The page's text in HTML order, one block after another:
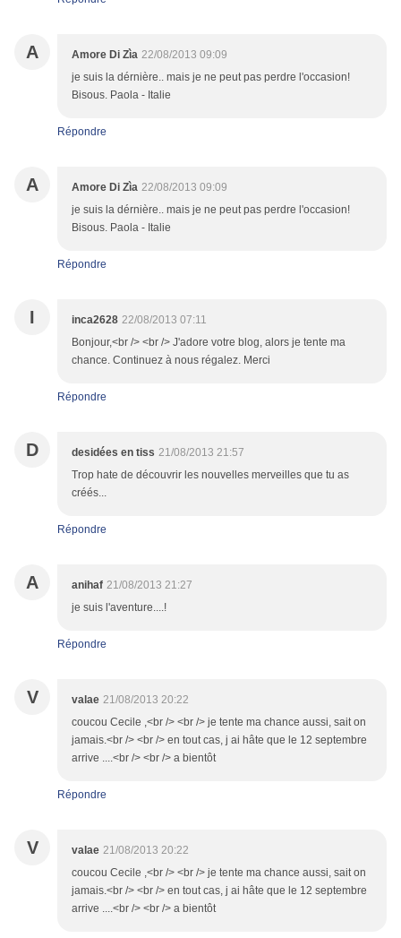
A Amore Di Zìa 22/08/2013 09:09
je suis la dérnière.. mais je ne peut pas perdre l'occasion!
Bisous. Paola - Italie
Répondre
A Amore Di Zìa 22/08/2013 09:09
je suis la dérnière.. mais je ne peut pas perdre l'occasion!
Bisous. Paola - Italie
Répondre
I inca2628 22/08/2013 07:11
Bonjour,<br /> <br /> J'adore votre blog, alors je tente ma
chance. Continuez à nous régalez. Merci
Répondre
D desidées en tiss 21/08/2013 21:57
Trop hate de découvrir les nouvelles merveilles que tu as
créés...
Répondre
A anihaf 21/08/2013 21:27
je suis l'aventure....!
Répondre
V valae 21/08/2013 20:22
coucou Cecile ,<br /> <br /> je tente ma chance aussi, sait on
jamais.<br /> <br /> en tout cas, j ai hâte que le 12 septembre
arrive ....<br /> <br /> a bientôt
Répondre
V valae 21/08/2013 20:22
coucou Cecile ,<br /> <br /> je tente ma chance aussi, sait on
jamais.<br /> <br /> en tout cas, j ai hâte que le 12 septembre
arrive ....<br /> <br /> a bientôt